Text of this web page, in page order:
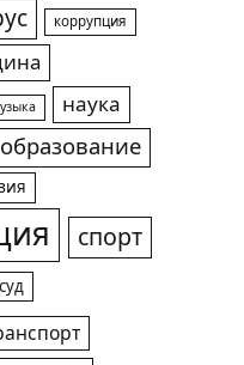
коррупция
наука
образование
спорт
суд